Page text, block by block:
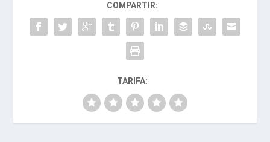
COMPARTIR:
TARIFA: